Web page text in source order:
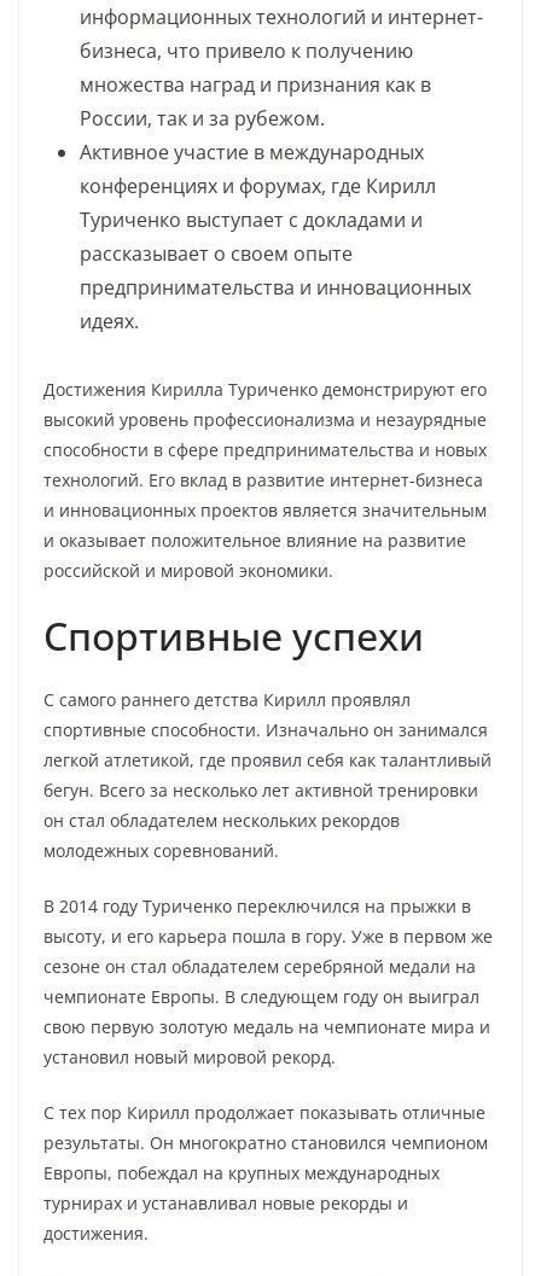
информационных технологий и интернет-
бизнеса, что привело к получению
множества наград и признания как в
России, так и за рубежом.
Активное участие в международных
конференциях и форумах, где Кирилл
Туриченко выступает с докладами и
рассказывает о своем опыте
предпринимательства и инновационных
идеях.
Достижения Кирилла Туриченко демонстрируют его
высокий уровень профессионализма и незаурядные
способности в сфере предпринимательства и новых
технологий. Его вклад в развитие интернет-бизнеса
и инновационных проектов является значительным
и оказывает положительное влияние на развитие
российской и мировой экономики.
Спортивные успехи
С самого раннего детства Кирилл проявлял
спортивные способности. Изначально он занимался
легкой атлетикой, где проявил себя как талантливый
бегун. Всего за несколько лет активной тренировки
он стал обладателем нескольких рекордов
молодежных соревнований.
В 2014 году Туриченко переключился на прыжки в
высоту, и его карьера пошла в гору. Уже в первом же
сезоне он стал обладателем серебряной медали на
чемпионате Европы. В следующем году он выиграл
свою первую золотую медаль на чемпионате мира и
установил новый мировой рекорд.
С тех пор Кирилл продолжает показывать отличные
результаты. Он многократно становился чемпионом
Европы, побеждал на крупных международных
турнирах и устанавливал новые рекорды и
достижения.